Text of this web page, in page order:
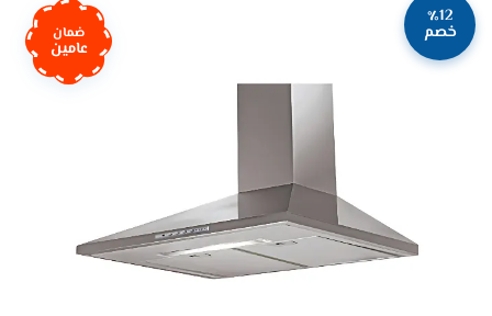
٪12
خصم ضمان
عامين